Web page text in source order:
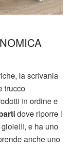
la scrivania
trucco
in ordine e
dove riporre i
e ha uno
anche uno